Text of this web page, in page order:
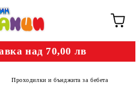
над 70,00 лв
Проходилки и бънджита за бебета